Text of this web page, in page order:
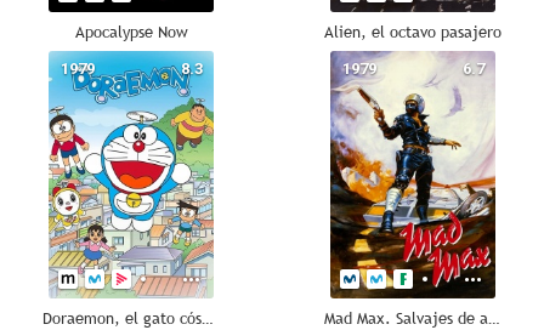
Apocalypse Now Alien, el octavo pasajero
8.3
1979
Doraemon, el gato cósmico
6.7
1979
Mad Max. Salvajes de autopista